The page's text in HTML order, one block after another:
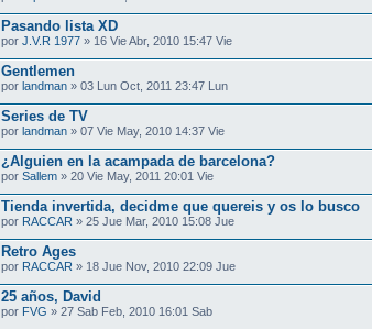
Pasando lista XD
por J.V.R 1977 » 16 Vie Abr, 2010 15:47 Vie
Gentlemen
por landman » 03 Lun Oct, 2011 23:47 Lun
Series de TV
por landman » 07 Vie May, 2010 14:37 Vie
¿Alguien en la acampada de barcelona?
por Sallem » 20 Vie May, 2011 20:01 Vie
Tienda invertida, decidme que quereis y os lo busco
por RACCAR » 25 Jue Mar, 2010 15:08 Jue
Retro Ages
por RACCAR » 18 Jue Nov, 2010 22:09 Jue
25 años, David
por FVG » 27 Sab Feb, 2010 16:01 Sab